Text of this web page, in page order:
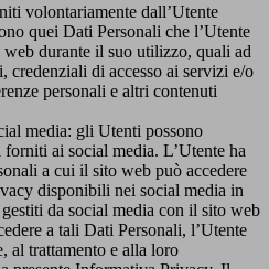
volontariamente dall’Utente
quei Dati Personali che l’Utente
durante il suo utilizzo, quali ad
credenziali di accesso ai servizi e/o
personali e altri contenuti
media: gli Utenti possono
ai social media. L’Utente ha
a cui il sito web può accedere
disponibili nei social media in
da social media con il sito web
a tali Dati Personali, l’Utente
al trattamento e alla loro